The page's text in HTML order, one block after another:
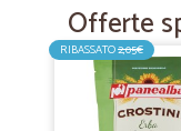
Offerte
RIBASSATO2,05€